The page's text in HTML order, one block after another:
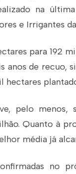
na
e Irrigantes
para 192
anos de recuo,
hectares
pelo menos,
Quanto à
média já
no